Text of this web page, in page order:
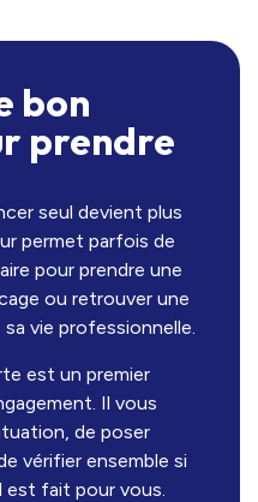
bon
prendre
seul devient plus
permet parfois de
pour prendre une
ou retrouver une
vie professionnelle.
est un premier
Il vous
de poser
vérifier ensemble si
fait pour vous.